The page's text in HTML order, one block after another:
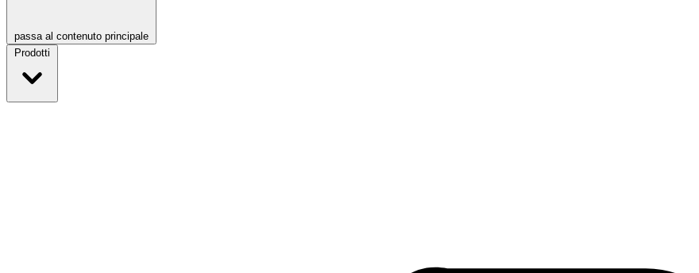
passa al contenuto principale
Prodotti